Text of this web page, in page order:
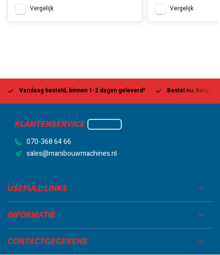
Vergelijk Vergelijk
Vandaag besteld, binnen 1-2 dagen geleverd* Bestel nu, betaal
KLANTENSERVICE
070-368 64 66
sales@manibouwmachines.nl
USEFULL LINKS
INFORMATIE
CONTACTGEGEVENS